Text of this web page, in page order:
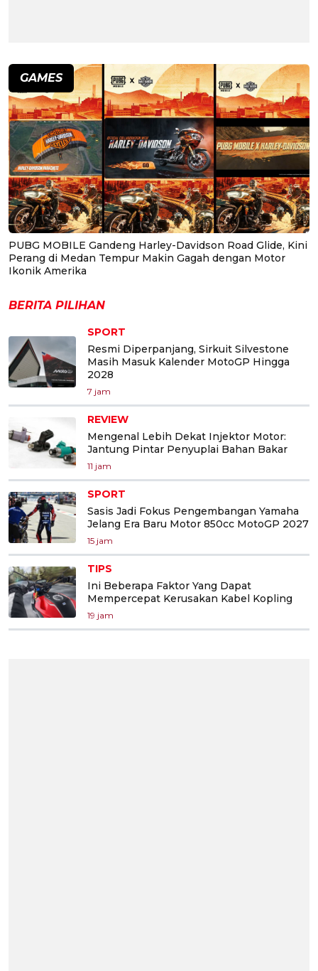
GAMES
PUBG MOBILE Gandeng Harley-Davidson Road Glide, Kini
Perang di Medan Tempur Makin Gagah dengan Motor
Ikonik Amerika
BERITA PILIHAN
SPORT
Resmi Diperpanjang, Sirkuit Silvestone
Masih Masuk Kalender MotoGP Hingga
2028
7 jam
REVIEW
Mengenal Lebih Dekat Injektor Motor:
Jantung Pintar Penyuplai Bahan Bakar
11 jam
SPORT
Sasis Jadi Fokus Pengembangan Yamaha
Jelang Era Baru Motor 850cc MotoGP 2027
15 jam
TIPS
Ini Beberapa Faktor Yang Dapat
Mempercepat Kerusakan Kabel Kopling
19 jam